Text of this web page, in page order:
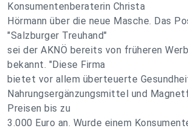
Konsumentenberaterin Christa
Hörmann über die neue Masche. Das
"Salzburger Treuhand"
sei der AKNÖ bereits von früheren
bekannt. "Diese Firma
bietet vor allem überteuerte
Nahrungsergänzungsmittel und
Preisen bis zu
3.000 Euro an. Wurde einem